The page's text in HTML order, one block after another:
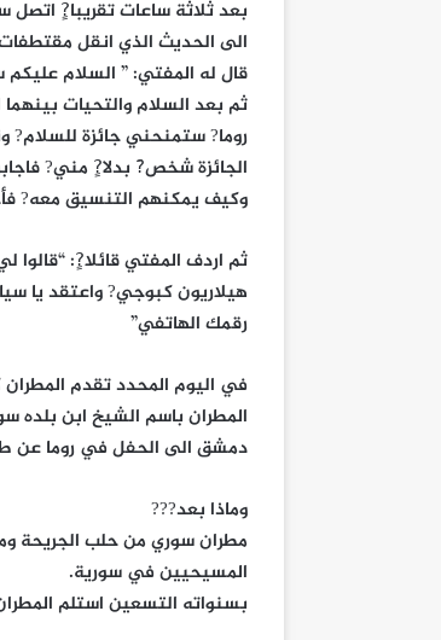
بعد ثلاثة ساعات تقريبا?ٍ
الى الحديث الذي انقل
قال له المفتي: ” السلام
ثم بعد السلام والتحيات
روما? ستمنحني جائزة للسلام?
الجائزة شخص?َ بدلا?ٍ مني?
وكيف يمكنهم التنسيق معه?
ثم اردف المفتي قائلا?ٍ:
هيلاريون كبوجي? واعتقد يا
رقمك الهاتفي”
في اليوم المحدد تقدم
المطران باسم الشيخ ابن بلده
دمشق الى الحفل في روما عن
وماذا بعد???
مطران سوري من حلب الجريحة
المسيحيين في سورية.
بسنواته التسعين استلم